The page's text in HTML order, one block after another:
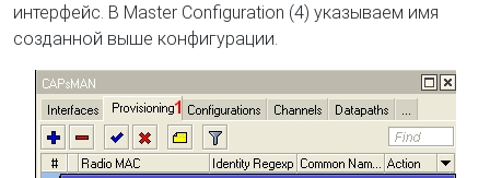
интерфейс. В Master Configuration (4) указываем имя
созданной выше конфигурации.